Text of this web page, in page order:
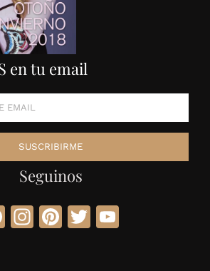
en tu email
Seguinos
Facebook
Instagram
Pinterest
Twitter